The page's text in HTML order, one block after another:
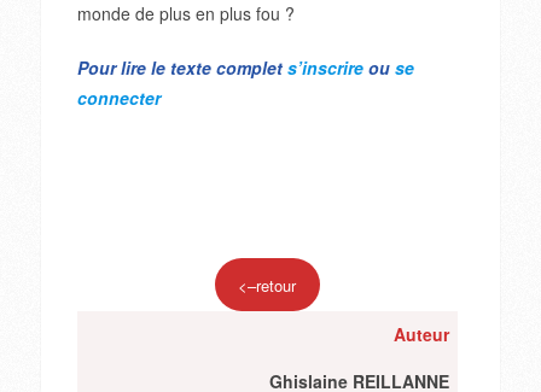
monde de plus en plus fou ?
Pour lire le texte complet s’inscrireou se
connecter
<–retour
Auteur
Ghislaine REILLANNE